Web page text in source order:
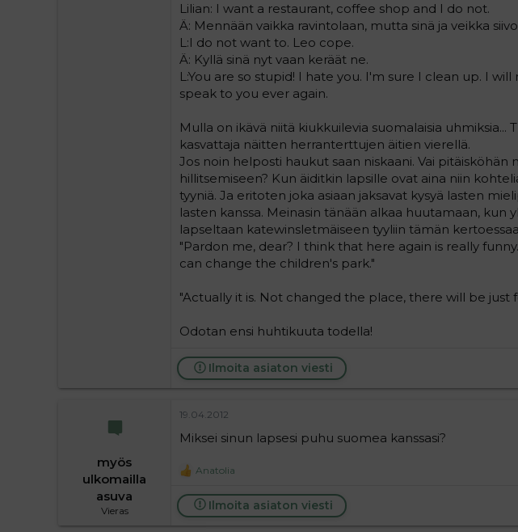
Lilian: I want a restaurant, coffee shop and I do not.
Ä: Mennään vaikka ravintolaan, mutta sinä ja veikka
L:I do not want to. Leo cope.
Ä: Kyllä sinä nyt vaan keräät ne.
L:You are so stupid! I hate you. I'm sure I clean up. I
speak to you ever again.
Mulla on ikävä niitä kiukkuilevia suomalaisia uhmiksia...
kasvattaja näitten herranterttujen äitien vierellä.
Jos noin helposti haukut saan niskaani. Vai pitäisköhän
hillitsemiseen? Kun äiditkin lapsille ovat aina niin
tyyniä. Ja eritoten joka asiaan jaksavat kysyä lasten
lasten kanssa. Meinasin tänään alkaa huutamaan, kun
lapseltaan katewinsletmäiseen tyyliin tämän
"Pardon me, dear? I think that here again is really
can change the children's park."
"Actually it is. Not changed the place, there will be just
Odotan ensi huhtikuuta todella!
Ilmoita asiaton viesti
myös
ulkomailla
asuva
Vieras
19.04.2012
Miksei sinun lapsesi puhu suomea kanssasi?
R
a
c
t
Anatolia
Ilmoita asiaton viesti